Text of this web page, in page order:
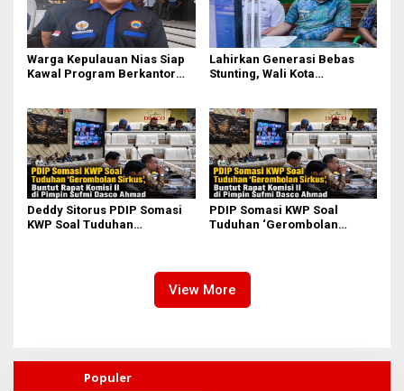
Warga Kepulauan Nias Siap
Kawal Program Berkantor
Lahirkan Generasi Bebas
Stunting, Wali Kota
Deddy Sitorus PDIP Somasi
KWP Soal Tuduhan
PDIP Somasi KWP Soal
Tuduhan ‘Gerombolan
View More
Populer